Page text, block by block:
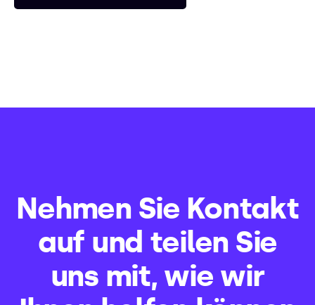
Nehmen Sie Kontakt
auf und teilen Sie
uns mit, wie wir